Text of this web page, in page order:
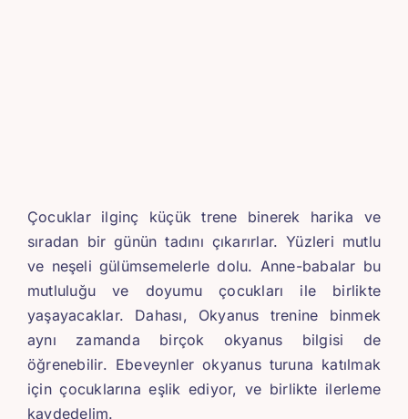
Çocuklar ilginç küçük trene binerek harika ve
sıradan bir günün tadını çıkarırlar. Yüzleri mutlu
ve neşeli gülümsemelerle dolu. Anne-babalar bu
mutluluğu ve doyumu çocukları ile birlikte
yaşayacaklar. Dahası, Okyanus trenine binmek
aynı zamanda birçok okyanus bilgisi de
öğrenebilir. Ebeveynler okyanus turuna katılmak
için çocuklarına eşlik ediyor, ve birlikte ilerleme
kaydedelim.